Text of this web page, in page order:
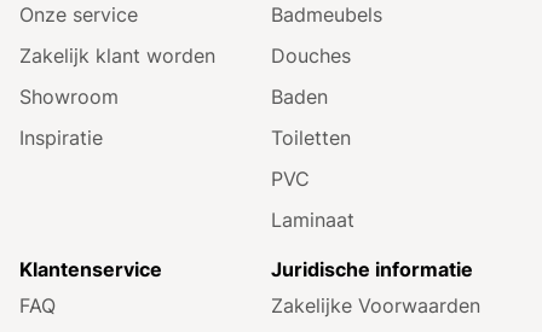
Onze service
Zakelijk klant worden
Showroom
Inspiratie
Badmeubels
Douches
Baden
Toiletten
PVC
Laminaat
Klantenservice
FAQ
Juridische informatie
Zakelijke Voorwaarden